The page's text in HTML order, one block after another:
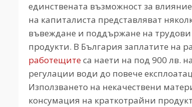
единствената възможност за
на капиталиста представляват
въвеждане и поддържане на трудови
продукти. В България заплатите на
работещитеса наети на под 900 лв.
регулации води до повече
Използването на некачествени
консумация на краткотрайни